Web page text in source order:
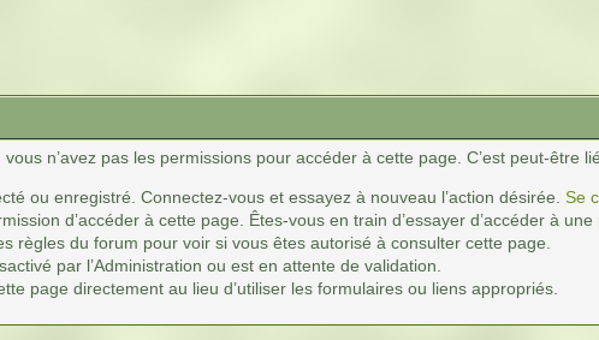
vous n’avez pas les permissions pour accéder à cette page. C’est peut-être
ou enregistré. Connectez-vous et essayez à nouveau l’action désirée. Se
d’accéder à cette page. Êtes-vous en train d’essayer d’accéder à
règles du forum pour voir si vous êtes autorisé à consulter cette page.
par l’Administration ou est en attente de validation.
page directement au lieu d’utiliser les formulaires ou liens appropriés.